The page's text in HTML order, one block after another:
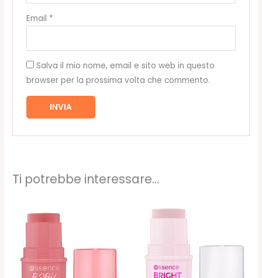
Email *
Salva il mio nome, email e sito web in questo
browser per la prossima volta che commento.
Ti potrebbe interessare…